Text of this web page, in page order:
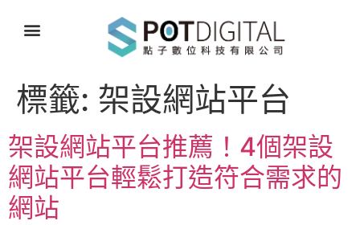
標籤: 架設網站平台
架設網站平台推薦！4個架設
網站平台輕鬆打造符合需求的
網站